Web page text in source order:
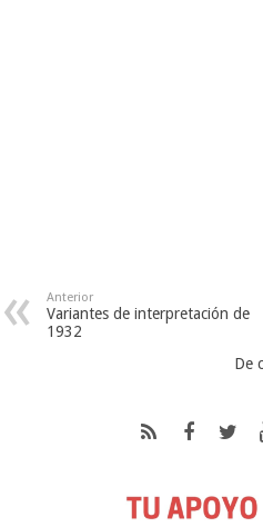
Anterior
Variantes de interpretación de
1932
De